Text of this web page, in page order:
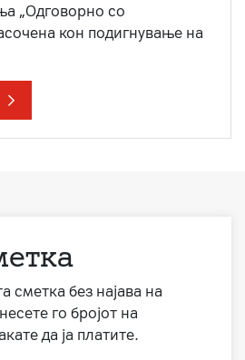
„Одговорно со
кон подигнување на
сметка без најава на
го бројот на
да ја платите.